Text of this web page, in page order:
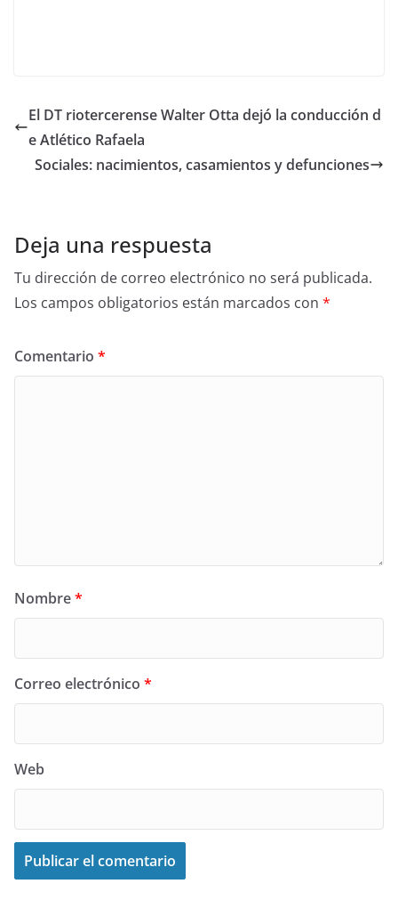
El DT riotercerense Walter Otta dejó la conducción d
e Atlético Rafaela
Sociales: nacimientos, casamientos y defunciones
Deja una respuesta
Tu dirección de correo electrónico no será publicada.
Los campos obligatorios están marcados con *
Comentario *
Nombre*
Correo electrónico *
Web